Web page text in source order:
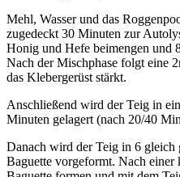
Mehl, Wasser und das
zugedeckt 30 Minuten zur
Honig und Hefe beimengen und
Nach der Mischphase folgt eine
das Klebergerüst stärkt.
Anschließend wird der Teig in
Minuten gelagert (nach 20/40
Danach wird der Teig in 6 gleich
Baguette vorgeformt. Nach einer